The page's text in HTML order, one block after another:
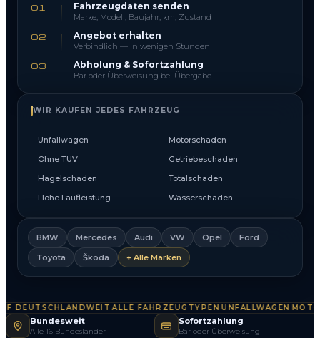
01 Fahrzeugdaten senden
Marke, Modell, Baujahr, km, Zustand
02 Angebot erhalten
Verbindlich — in wenigen Stunden
03 Abholung & Sofortzahlung
Bar oder Überweisung bei Übergabe
WIR KAUFEN JEDES FAHRZEUG
Unfallwagen
Motorschaden
Ohne TÜV
Getriebeschaden
Hagelschaden
Totalschaden
Hohe Laufleistung
Wasserschaden
BMW Mercedes Audi VW Opel
Ford
Toyota
Škoda + Alle Marken
DEUTSCHLANDWEITALLE FAHRZEUGTYPEN·UNFALLWAGEN·
Bundesweit
Alle 16 Bundesländer
Sofortzahlung
Bar oder Überweisung